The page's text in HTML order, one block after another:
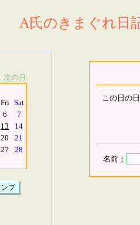
A氏のきまぐれ日
次の月
Fri Sat
6
7
13
14
20
21
27
28
この日の
名前：